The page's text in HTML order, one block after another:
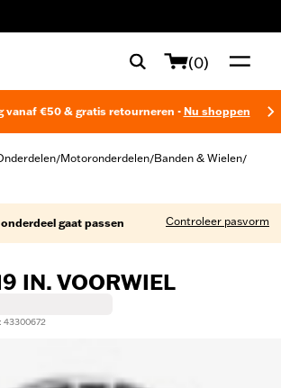
(0)
vanaf €50 & gratis retourneren - Nu shoppen
/Motoronderdelen/Banden & Wielen/
gaat passen Controleer pasvorm
IN. VOORWIEL
43300672